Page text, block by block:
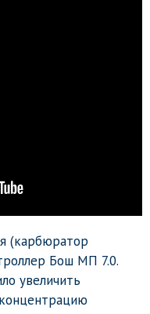
(карбюратор
Бош МП 7.0.
увеличить